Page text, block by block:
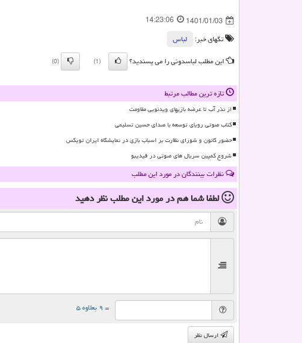
1401/01/03
14:23:06
تگهای خبر:
لباس
این مطلب لباسدونی را می پسندید؟
(1)
(0)
تازه ترین مطالب مرتبط
از نذر آب تا عرضه بازیهای ویدئویی مقاومت
کتاب صوتی رویای توسعه با صدای حسین تسلیمی
حضور کانون و شورای نظارت بر اسباب بازی در نمایشگاه ایران تویکس
شروع کمپین سریال های صوتی در فیدیبو
نظرات بینندگان در مورد این مطلب
لطفا شما همدر مورد این مطلبنظر دهید
= ۹ بعلاوه ۵
ارسال نظر